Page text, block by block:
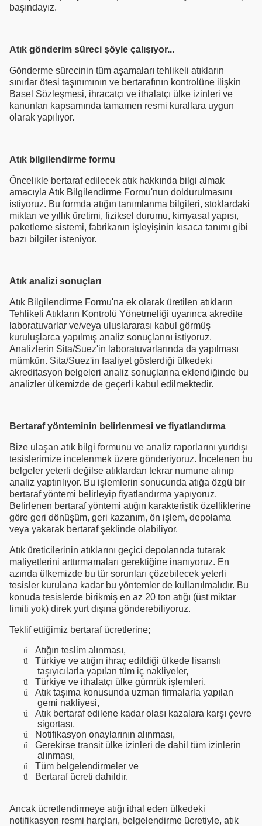
başındayız.
Atık gönderim süreci şöyle çalışıyor...
Gönderme sürecinin tüm aşamaları tehlikeli atıkların
sınırlar ötesi taşınımının ve bertarafının kontrolüne ilişkin
Basel Sözleşmesi, ihracatçı ve ithalatçı ülke izinleri ve
kanunları kapsamında tamamen resmi kurallara uygun
olarak yapılıyor.
Atık bilgilendirme formu
Öncelikle bertaraf edilecek atık hakkında bilgi almak
amacıyla Atık Bilgilendirme Formu'nun doldurulmasını
istiyoruz. Bu formda atığın tanımlanma bilgileri, stoklardaki
miktarı ve yıllık üretimi, fiziksel durumu, kimyasal yapısı,
paketleme sistemi, fabrikanın işleyişinin kısaca tanımı gibi
bazı bilgiler isteniyor.
Atık analizi sonuçları
Atık Bilgilendirme Formu'na ek olarak üretilen atıkların
Tehlikeli Atıkların Kontrolü Yönetmeliği uyarınca akredite
laboratuvarlar ve/veya uluslararası kabul görmüş
kuruluşlarca yapılmış analiz sonuçlarını istiyoruz.
Analizlerin Sita/Suez'in laboratuvarlarında da yapılması
mümkün. Sita/Suez'in faaliyet gösterdiği ülkedeki
akreditasyon belgeleri analiz sonuçlarına eklendiğinde bu
analizler ülkemizde de geçerli kabul edilmektedir.
Bertaraf yönteminin belirlenmesi ve fiyatlandırma
Bize ulaşan atık bilgi formunu ve analiz raporlarını yurtdışı
tesislerimize incelenmek üzere gönderiyoruz. İncelenen bu
belgeler yeterli değilse atıklardan tekrar numune alınıp
analiz yaptırılıyor. Bu işlemlerin sonucunda atığa özgü bir
bertaraf yöntemi belirleyip fiyatlandırma yapıyoruz.
Belirlenen bertaraf yöntemi atığın karakteristik özelliklerine
göre geri dönüşüm, geri kazanım, ön işlem, depolama
veya yakarak bertaraf şeklinde olabiliyor.
Atık üreticilerinin atıklarını geçici depolarında tutarak
maliyetlerini arttırmamaları gerektiğine inanıyoruz. En
azında ülkemizde bu tür sorunları çözebilecek yeterli
tesisler kurulana kadar bu yöntemler de kullanılmalıdır. Bu
konuda tesislerde birikmiş en az 20 ton atığı (üst miktar
limiti yok) direk yurt dışına gönderebiliyoruz.
Teklif ettiğimiz bertaraf ücretlerine;
ü
Atığın teslim alınması,
ü
Türkiye ve atığın ihraç edildiği ülkede lisanslı
taşıyıcılarla yapılan tüm iç nakliyeler,
ü
Türkiye ve ithalatçı ülke gümrük işlemleri,
ü
Atık taşıma konusunda uzman firmalarla yapılan
gemi nakliyesi,
ü
Atık bertaraf edilene kadar olası kazalara karşı çevre
sigortası,
ü
Notifikasyon onaylarının alınması,
ü
Gerekirse transit ülke izinleri de dahil tüm izinlerin
alınması,
ü
Tüm belgelendirmeler ve
ü
Bertaraf ücreti dahildir.
Ancak ücretlendirmeye atığı ithal eden ülkedeki
notifikasyon resmi harçları, belgelendirme ücretiyle, atık